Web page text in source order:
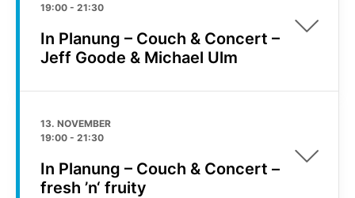
19:00 - 21:30
In Planung – Couch & Concert –
Jeff Goode & Michael Ulm
13. NOVEMBER
19:00 - 21:30
In Planung – Couch & Concert –
fresh ’n‘ fruity